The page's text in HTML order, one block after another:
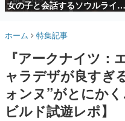
事をまとめました
名作ゲームクリ
きます。
赫本
この物語を解い
の形をした短編
女の子と会話するソウルライク
恋愛ゲーム『小早川さんはソウ
敗すると「YOU DIED」
ホーム 特集記事
『アークナイツ：
ャラデザが良すぎ
ォンヌ”がとにか
ビルド試遊レポ】